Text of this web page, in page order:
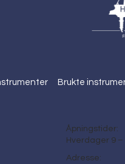
Brukte
Åpningstider:
Hverdager 9 –
Adresse: